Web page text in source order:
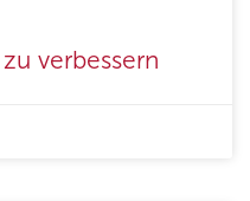
verbessern